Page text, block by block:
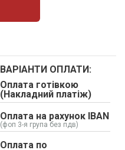
ВАРІАНТИ ОПЛАТИ:
Оплата готівкою
(Накладний платіж)
Оплата на рахунок IBAN
(фоп 3-я група без пдв)
Оплата по